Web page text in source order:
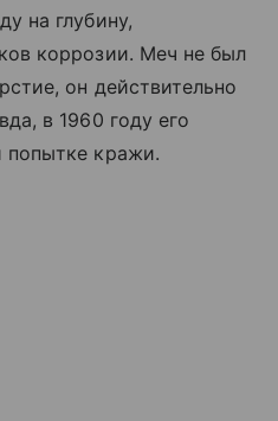
на глубину,
коррозии. Меч не был
он действительно
в 1960 году его
попытке кражи.